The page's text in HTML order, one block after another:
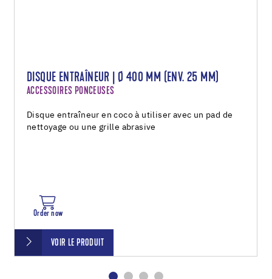
DISQUE ENTRAÎNEUR | Ø 400 MM (ENV. 25 MM)
ACCESSOIRES PONCEUSES
Disque entraîneur en coco à utiliser avec un pad de
nettoyage ou une grille abrasive
Order now
VOIR LE PRODUIT